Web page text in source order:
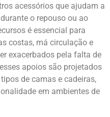
acessórios que ajudam a
o repouso ou ao
é essencial para
costas, má circulação e
exacerbados pela falta de
apoios são projetados
de camas e cadeiras,
em ambientes de